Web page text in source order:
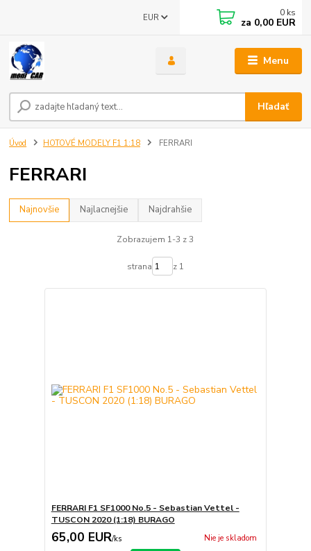
Menu
EUR
Hľadať
0 ks
za 0,00 EUR
Úvod HOTOVÉ MODELY F1 1:18 FERRARI
FERRARI
Najnovšie Najlacnejšie Najdrahšie
Zobrazujem 1-3 z 3
strana z 1
FERRARI F1 SF1000 No.5 - Sebastian Vettel -
TUSCON 2020 (1:18) BURAGO
65,00 EUR/ks Nie je skladom